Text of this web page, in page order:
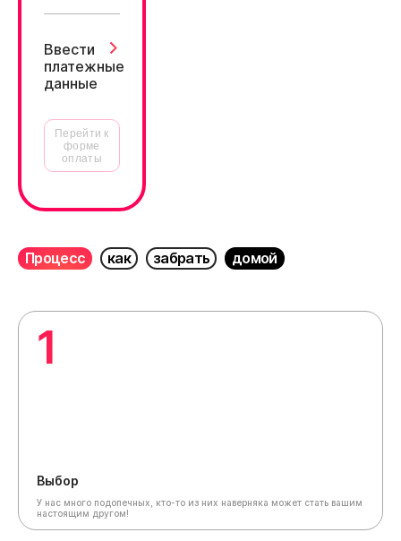
Ввести
платежные
данные
Перейти к
форме
оплаты
Процесс как забрать домой
1
Выбор
У нас много подопечных, кто-то из них наверняка может стать вашим
настоящим другом!